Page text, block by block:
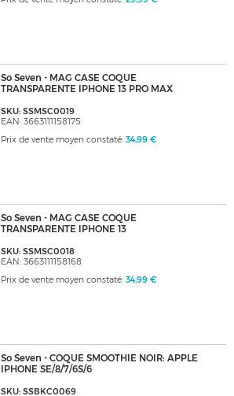
So Seven - MAG CASE COQUE
TRANSPARENTE IPHONE 13 PRO MAX
SKU: SSMSC0019
EAN: 3663111158175
Prix de vente moyen constaté: 34,99 €
So Seven - MAG CASE COQUE
TRANSPARENTE IPHONE 13
SKU: SSMSC0018
EAN: 3663111158168
Prix de vente moyen constaté: 34,99 €
So Seven - COQUE SMOOTHIE NOIR: APPLE
IPHONE SE/8/7/6S/6
SKU: SSBKC0069